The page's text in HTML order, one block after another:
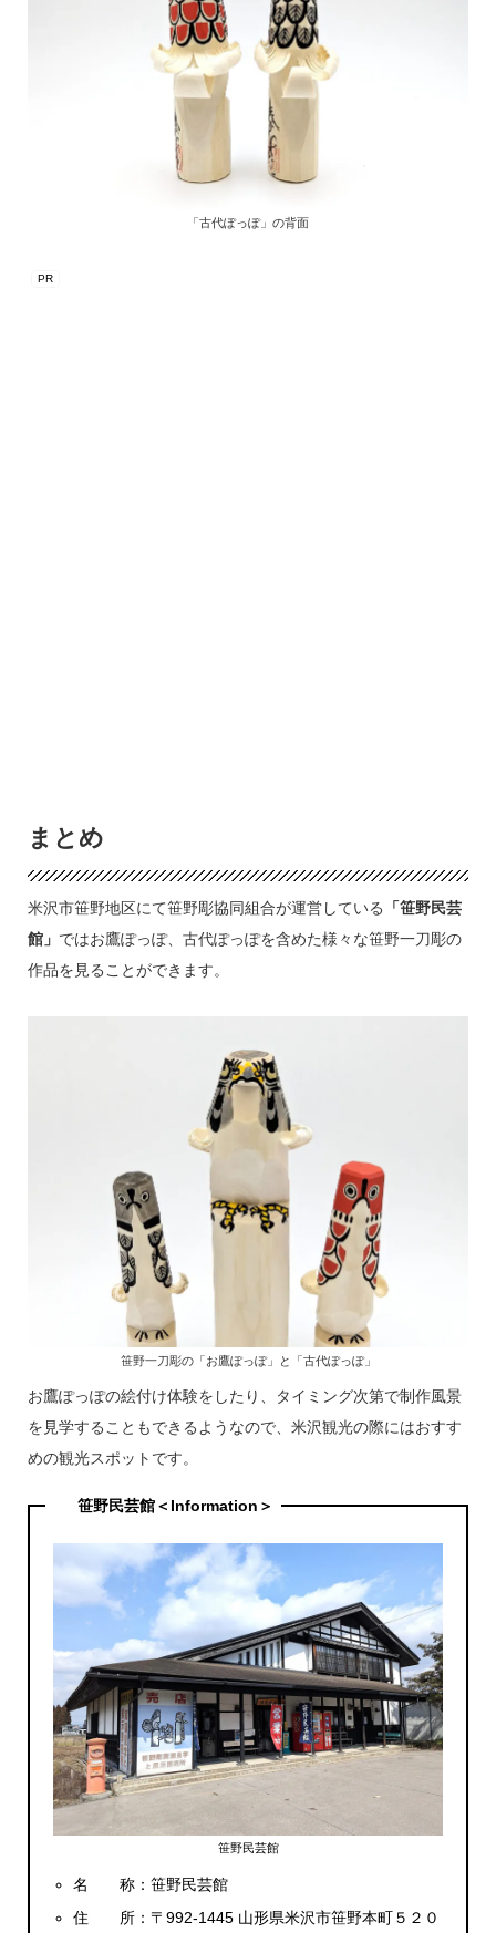
「古代ぽっぽ」の背面
まとめ
米沢市笹野地区にて笹野彫協同組合が運営している
「笹野民芸
館」 ではお鷹ぽっぽ、古代ぽっぽを含めた様々な笹野一刀彫の
作品を見ることができます。
笹野一刀彫の「お鷹ぽっぽ」と「古代ぽっぽ」
お鷹ぽっぽの絵付け体験をしたり、タイミング次第で制作風景
を見学することもできるようなので、米沢観光の際にはおすす
めの観光スポットです。
笹野民芸館＜Information＞
笹野民芸館
名 称：笹野民芸館
住 所：〒992-1445 山形県米沢市笹野本町５２０